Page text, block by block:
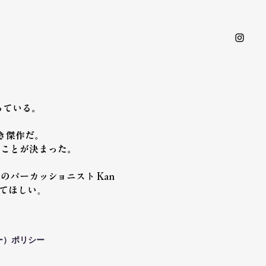
いる。
作だ。
とが決まった。
パーカッショニスト Kan
ほしい。
ポリシー